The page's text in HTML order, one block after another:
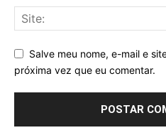
Salve meu nome, e-mail e
próxima vez que eu comentar.